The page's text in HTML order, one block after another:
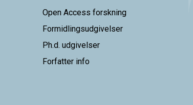
Open Access forskning
Formidlingsudgivelser
Ph.d. udgivelser
Forfatter info